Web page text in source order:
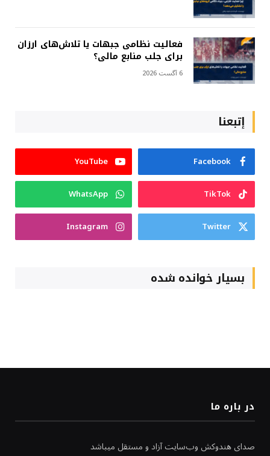
فعالیت نظامی جبهات یا تلاش‌های ارزان
برای جلب منابع مالی؟
6 آگست 2026
إتبعنا
Facebook
YouTube
TikTok
WhatsApp
Twitter
Instagram
بسیار خوانده شده
در باره ما
صدای هندوکش وب‌سایت آزاد و مستقل میباشد